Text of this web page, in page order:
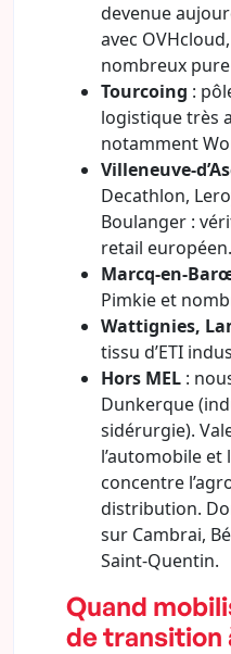
devenue
avec
nombreux
Tourcoing :
logistique très
notamment
Villeneuve-
Decathlon,
Boulanger :
retail européen.
Marcq-en-
Pimkie et
Wattignies,
tissu d’ETI
Hors MEL :
Dunkerque
sidérurgie).
l’automobile
concentre
distribution.
sur Cambrai,
Saint-Quentin.
Quand
de transition